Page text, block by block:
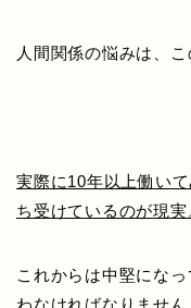
人間関係の悩みは、
実際に10年以上働い
ち受けているのが現実
これからは中堅にな